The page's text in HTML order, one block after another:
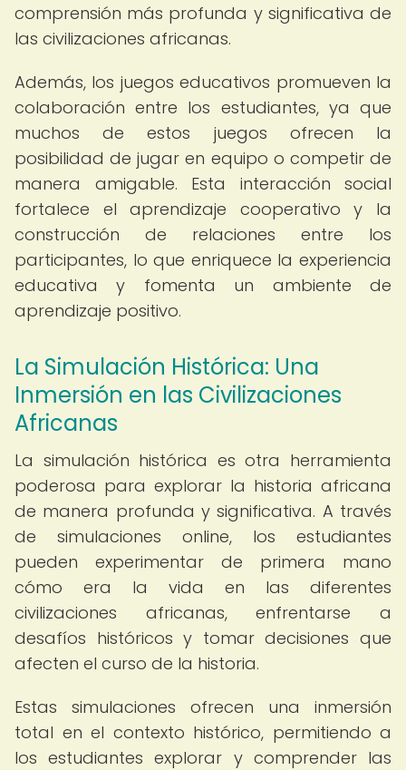
comprensión más profunda y significativa de
las civilizaciones africanas.
Además, los juegos educativos promueven la
colaboración entre los estudiantes, ya que
muchos de estos juegos ofrecen la
posibilidad de jugar en equipo o competir de
manera amigable. Esta interacción social
fortalece el aprendizaje cooperativo y la
construcción de relaciones entre los
participantes, lo que enriquece la experiencia
educativa y fomenta un ambiente de
aprendizaje positivo.
La Simulación Histórica: Una
Inmersión en las Civilizaciones
Africanas
La simulación histórica es otra herramienta
poderosa para explorar la historia africana
de manera profunda y significativa. A través
de simulaciones online, los estudiantes
pueden experimentar de primera mano
cómo era la vida en las diferentes
civilizaciones africanas, enfrentarse a
desafíos históricos y tomar decisiones que
afecten el curso de la historia.
Estas simulaciones ofrecen una inmersión
total en el contexto histórico, permitiendo a
los estudiantes explorar y comprender las